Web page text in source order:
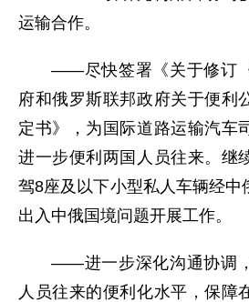
运输合作。
——尽快签署《关于修订
府和俄罗斯联邦政府关于便利
定书》，为国际道路运输汽车
进一步便利两国人员往来。继
驾8座及以下小型私人车辆经中
出入中俄国境问题开展工作。
——进一步深化沟通协调
人员往来的便利化水平，保障